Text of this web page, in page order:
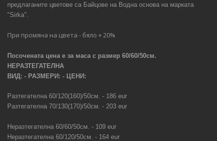
предлаганите цветове са Байцове на Водна основа на марката
"Sirka".
При промяна на цвета - бяло + 20%
Посочената цена е за маса с размер 60/60/50см.
НЕРАЗТЕГАТЕЛНА
ВИД: - РАЗМЕРИ: - ЦЕНИ:
Разтегателна 60/120(160)/50см. - 186 eur
Разтегателна 70/130(170)/50см. - 203 eur
Неразтегателна 60/60/50см. - 109 eur
Неразтегателна 60/120/50см. - 164 eur